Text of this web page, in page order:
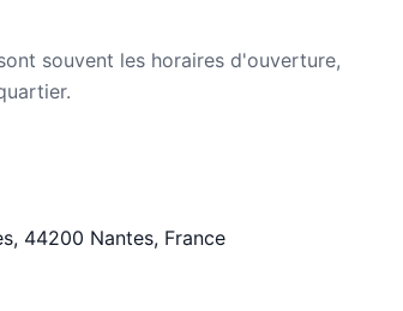
souvent les horaires d'ouverture,
44200 Nantes, France